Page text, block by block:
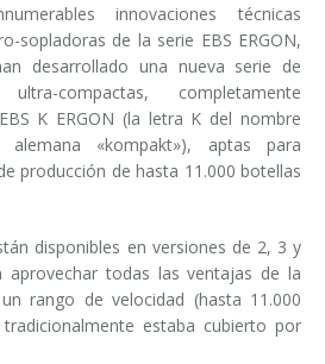
innovaciones técnicas
sopladoras de la serie EBS ERGON,
desarrollado una nueva serie de
compactas, completamente
K ERGON (la letra K del nombre
«kompakt»), aptas para
producción de hasta 11.000 botellas
disponibles en versiones de 2, 3 y
aprovechar todas las ventajas de la
rango de velocidad (hasta 11.000
estaba cubierto por